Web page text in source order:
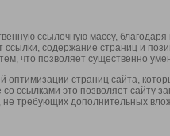
ссылочную массу,
ссылки, содержание страниц и
что позволяет существенно
страниц сайта,
ссылками это позволяет сайту
требующих дополнительных